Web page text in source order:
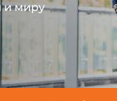
и миру